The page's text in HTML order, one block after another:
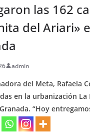
las 162
del Ariari»
admin
del Meta, Rafaela
en la urbanización
“Hoy